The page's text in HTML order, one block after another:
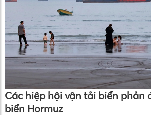
Các hiệp hội vận tải biển phản
biển Hormuz